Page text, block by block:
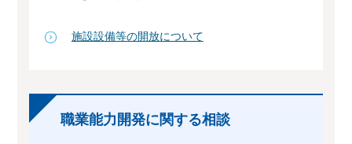
施設設備等の開放について
職業能力開発に関する相談